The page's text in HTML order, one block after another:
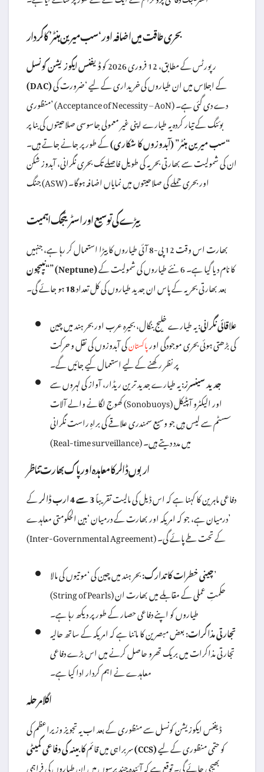
بحری طاقت میں اضافہ اور ‘سب میرین ہنٹر’ کا کردار
رپورٹس کے مطابق، 12 فروری 2026 کو
ڈیفنس ایکوزیشن کونسل
(DAC)
منظوری’ (Acceptance of Necessity – AoN) دے دی گئی ہے۔
بوئنگ کے تیار کردہ یہ طیارے اپنی غیر معمولی جاسوسی صلاحیتوں کی بنا پر
“سب میرین ہنٹر” (آبدوزوں کا شکاری)کے طور پر جانے جاتے ہیں۔
ان کی شمولیت سے بھارتی بحریہ کی طویل فاصلے تک بحری نگرانی، آبدوز شکن
جنگ (ASW) اور بحری حملے کی صلاحیتوں میں نمایاں اضافہ ہوگا۔
بیڑے کی توسیع اور اسٹریٹجک اہمیت
بھارت اس وقت 12 پی-8 آئی طیاروں کا بیڑا استعمال کر رہا ہے، جنہیں
“نیپچون” (Neptune)
بعد بھارتی بحریہ کے پاس ان جدید طیاروں کی کل تعداد18ہو جائے گی۔
علاقائی نگرانی:یہ طیارے خلیج بنگال، بحیرہ عرب اور بحر ہند میں چین
کی بڑھتی ہوئی بحری موجودگی اورپاکستانکی آبدوزوں کی نقل و حرکت
پر نظر رکھنے کے لیے استعمال کیے جائیں گے۔
جدید سینسرز:یہ طیارے جدید ترین ریڈار، آواز کی لہروں سے
کھوج لگانے والے آلات (Sonobuoys) اور الیکٹرو آپٹیکل
سسٹم سے لیس ہیں جو وسیع سمندری علاقے کی براہِ راست نگرانی
(Real-time surveillance) میں مدد دیتے ہیں۔
اربوں ڈالر کا معاہدہ اور پاک بھارت تناظر
دفاعی ماہرین کا کہنا ہے کہ اس ڈیل کی مالیت تقریباً3 سے 4 ارب ڈالر
کے
درمیان ہے، جو کہ امریکہ اور بھارت کے درمیان ‘بین الحکومتی معاہدے’
(Inter-Governmental Agreement) کے تحت طے پائے گی۔
چینی خطرات کا تدارک:بحر ہند میں چین کی ‘موتیوں کی مالا’
(String of Pearls) حکمتِ عملی کے مقابلے میں بھارت ان
طیاروں کو اپنے دفاعی حصار کے طور پر دیکھ رہا ہے۔
تجارتی مذاکرات:بعض مبصرین کا ماننا ہے کہ امریکہ کے ساتھ حالیہ
تجارتی مذاکرات میں بریک تھرو حاصل کرنے میں اس بڑے دفاعی
معاہدے نے اہم کردار ادا کیا ہے۔
اگلا مرحلہ
ڈیفنس ایکوزیشن کونسل سے منظوری کے بعد اب یہ تجویز وزیراعظم کی
سربراہی میں قائمکابینہ کی دفاعی کمیٹی (CCS)
بھیجی جائے گی۔ توقع ہے کہ آئندہ چند برسوں میں ان طیاروں کی فراہمی